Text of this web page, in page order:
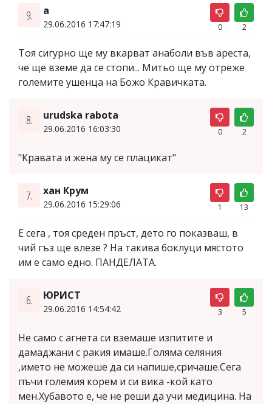
9. а
29.06.2016 17:47:19 0 2
Тоя сигурно ще му вкарват анаболи във ареста,
че ще вземе да се стопи... Митьо ще му отреже
големите ушенца на Божо Кравичката.
8. urudska rabota
29.06.2016 16:03:30 0 2
"Кравата и жена му се плацикат"
7. хан Крум
29.06.2016 15:29:06 1 13
Е сега , тоя среден пръст, дето го показваш, в
чий гъз ще влезе ? На такива боклуци мястото
им е само едно. ПАНДЕЛАТА.
6. ЮРИСТ
29.06.2016 14:54:42 3 5
Не само с агнета си вземаше изпитите и
дамаджани с ракия имаше.Голяма селяния
,името не можеше да си напише,сричаше.Сега
пъчи големия корем и си вика -кой като
мен.Хубавото е, че не реши да учи медицина. На